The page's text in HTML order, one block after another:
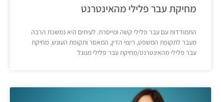
מחיקת עבר פלילי מהאינטרנט
התמודדות עם עבר פלילי קשה ומייסרת. לעיתים היא נמשכת הרבה
מעבר לתקופת המשפט, ריצוי הדין, המאסר ותקופת העונש. מחיקת
עבר פלילי מהאינטרנט/מחיקת עבר פלילי מגוגל